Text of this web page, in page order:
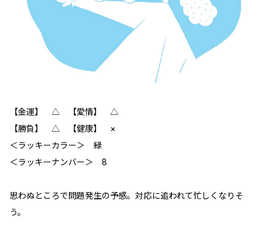
【金運】 △ 【愛情】 △
【勝負】 △ 【健康】 ×
＜ラッキーカラー＞ 緑
＜ラッキーナンバー＞ 8
思わぬところで問題発生の予感。対応に追われて忙しくなりそ
う。